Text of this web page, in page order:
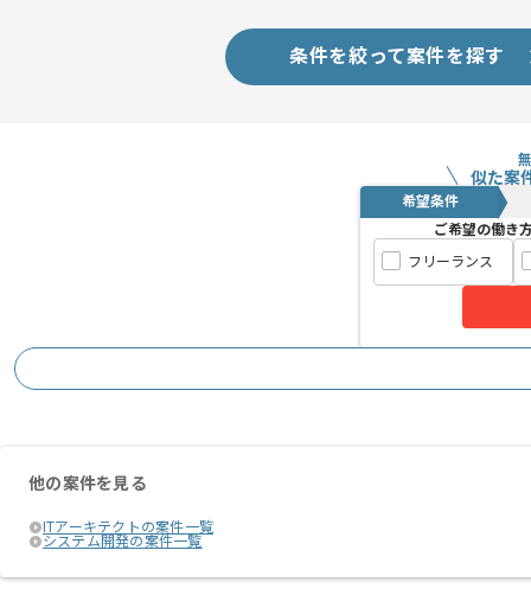
条件を絞って案件を探す
似た案
希望条件
ご希望の働き
フリーランス
他の案件を見る
ITアーキテクトの案件一覧
システム開発の案件一覧